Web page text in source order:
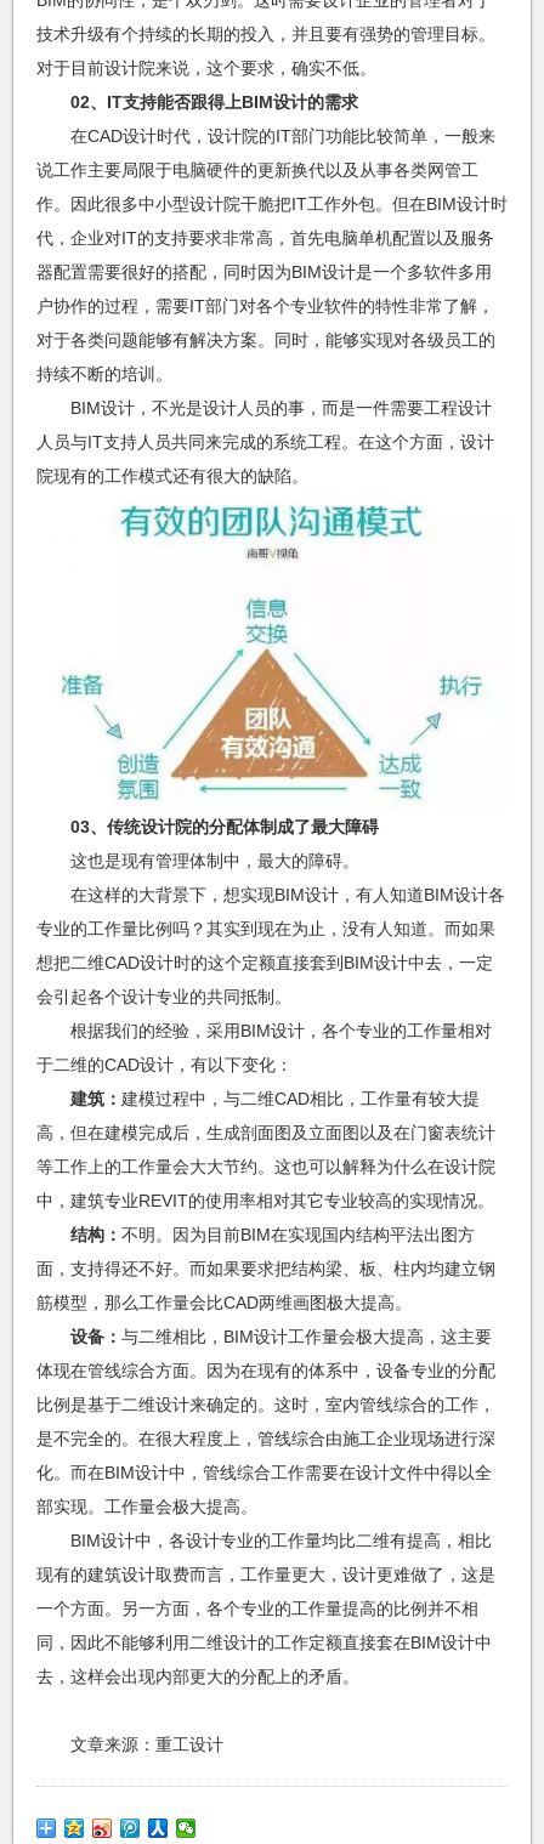
技术升级有个持续的长期的投入，并且要有强势的管理目标。
对于目前设计院来说，这个要求，确实不低。
02、IT支持能否跟得上BIM设计的需求
在CAD设计时代，设计院的IT部门功能比较简单，一般来
说工作主要局限于电脑硬件的更新换代以及从事各类网管工
作。因此很多中小型设计院干脆把IT工作外包。但在BIM设计时
代，企业对IT的支持要求非常高，首先电脑单机配置以及服务
器配置需要很好的搭配，同时因为BIM设计是一个多软件多用
户协作的过程，需要IT部门对各个专业软件的特性非常了解，
对于各类问题能够有解决方案。同时，能够实现对各级员工的
持续不断的培训。
BIM设计，不光是设计人员的事，而是一件需要工程设计
人员与IT支持人员共同来完成的系统工程。在这个方面，设计
院现有的工作模式还有很大的缺陷。
03、传统设计院的分配体制成了最大障碍
这也是现有管理体制中，最大的障碍。
在这样的大背景下，想实现BIM设计，有人知道BIM设计各
专业的工作量比例吗？其实到现在为止，没有人知道。而如果
想把二维CAD设计时的这个定额直接套到BIM设计中去，一定
会引起各个设计专业的共同抵制。
根据我们的经验，采用BIM设计，各个专业的工作量相对
于二维的CAD设计，有以下变化：
建筑： 建模过程中，与二维CAD相比，工作量有较大提
高，但在建模完成后，生成剖面图及立面图以及在门窗表统计
等工作上的工作量会大大节约。这也可以解释为什么在设计院
中，建筑专业REVIT的使用率相对其它专业较高的实现情况。
结构： 不明。因为目前BIM在实现国内结构平法出图方
面，支持得还不好。而如果要求把结构梁、板、柱内均建立钢
筋模型，那么工作量会比CAD两维画图极大提高。
设备： 与二维相比，BIM设计工作量会极大提高，这主要
体现在管线综合方面。因为在现有的体系中，设备专业的分配
比例是基于二维设计来确定的。这时，室内管线综合的工作，
是不完全的。在很大程度上，管线综合由施工企业现场进行深
化。而在BIM设计中，管线综合工作需要在设计文件中得以全
部实现。工作量会极大提高。
BIM设计中，各设计专业的工作量均比二维有提高，相比
现有的建筑设计取费而言，工作量更大，设计更难做了，这是
一个方面。另一方面，各个专业的工作量提高的比例并不相
同，因此不能够利用二维设计的工作定额直接套在BIM设计中
去，这样会出现内部更大的分配上的矛盾。
文章来源：重工设计